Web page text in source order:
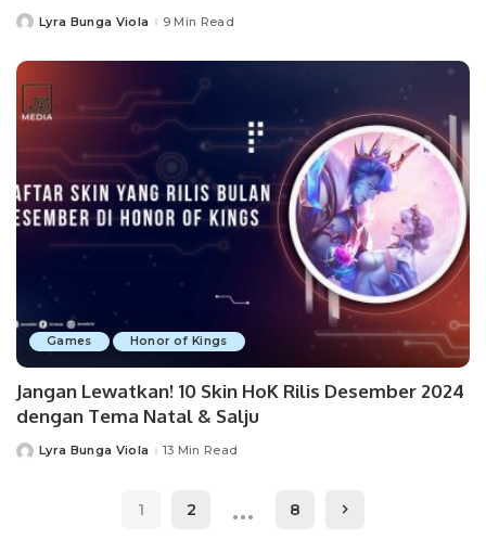
PostedLyra Bunga Viola 9 Min Read
Games Honor of Kings
Jangan Lewatkan! 10 Skin HoK Rilis Desember 2024
dengan Tema Natal & Salju
PostedLyra Bunga Viola 13 Min Read
1 2 … 8